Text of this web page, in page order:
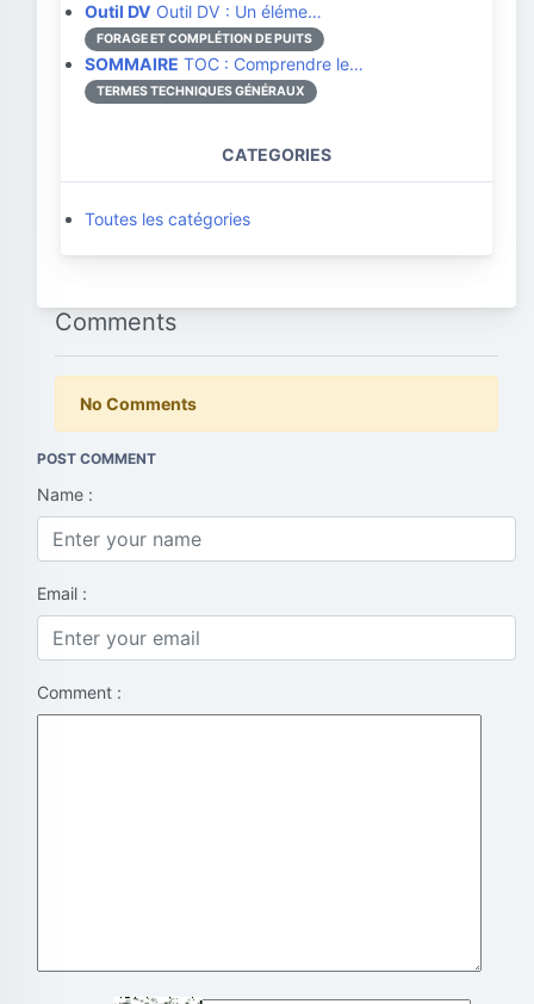
Outil DV Outil DV : Un éléme…
FORAGE ET COMPLÉTION DE PUITS
SOMMAIRE TOC : Comprendre le…
TERMES TECHNIQUES GÉNÉRAUX
CATEGORIES
Toutes les catégories
Comments
No Comments
POST COMMENT
Name :
Email :
Comment :